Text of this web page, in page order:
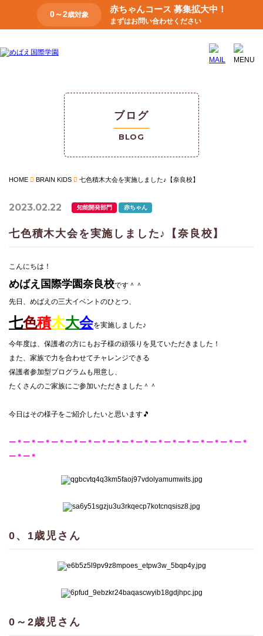
0～2歳対象
赤ちゃんコース 募集拡大中！
まずはお問い合わせください
ブログ
BLOG
HOME BRAIN KIDS 七色積木大会を実施しました♪【奈良校】
2023.02.22 知能開発部門 赤ちゃん
七色積木大会を実施しました♪【奈良校】
こんにちは！
めばえ国際学園奈良校です＾＾
先日、めばえの三大イベントのひとつ、
七色積木大会を実施しました♪
今年度は、保護者の方にもお子様の頑張りを見ていただきました！
また、家族で力を合わせてチャレンジできる
保護者参加型プログラムも用意し、
たくさんのご家族にご参加いただきました＾＾
今日はその様子をご紹介したいと思います🎵
ー＊ー＊ー＊ー＊ー＊ー＊ー＊ー＊ー＊ー＊ー＊ー＊ー＊ー＊ー＊ー＊ー＊
ー＊ー＊
0、1歳児さん
0～2歳児さん